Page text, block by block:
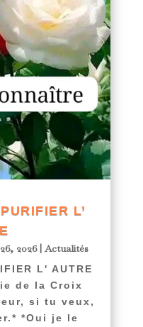
L’
2026|Actualités
L' AUTRE
de la Croix
si tu veux,
*Oui je le